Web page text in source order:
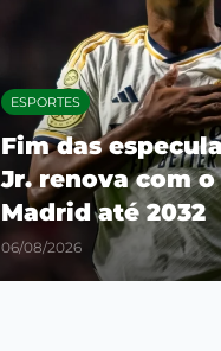
ESPORTES
Fim das
Jr. renova com o
Madrid até 2032
06/08/2026